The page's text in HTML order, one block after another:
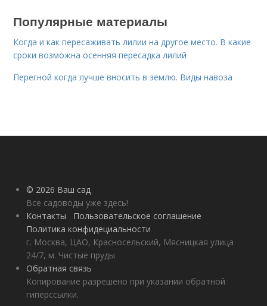
Популярные материалы
Когда и как пересаживать лилии на другое место. В какие
сроки возможна осенняя пересадка лилий
Перегной когда лучше вносить в землю. Виды навоза
© 2026 Ваш сад
Все садоводы уже здесь!
Контакты
Пользовательское соглашение
Политика конфидециальности
г. Москва, ЦАО, Красносельский, Мясницкая улица
24/7, м. Чистые пруды
Обратная связь
Копирование разрешено при указании обратной
гиперссылки.